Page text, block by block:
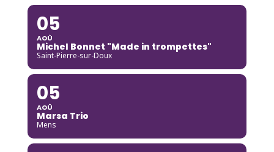
05
AOÛ
Michel Bonnet "Made in trompettes"
Saint-Pierre-sur-Doux
05
AOÛ
Marsa Trio
Mens